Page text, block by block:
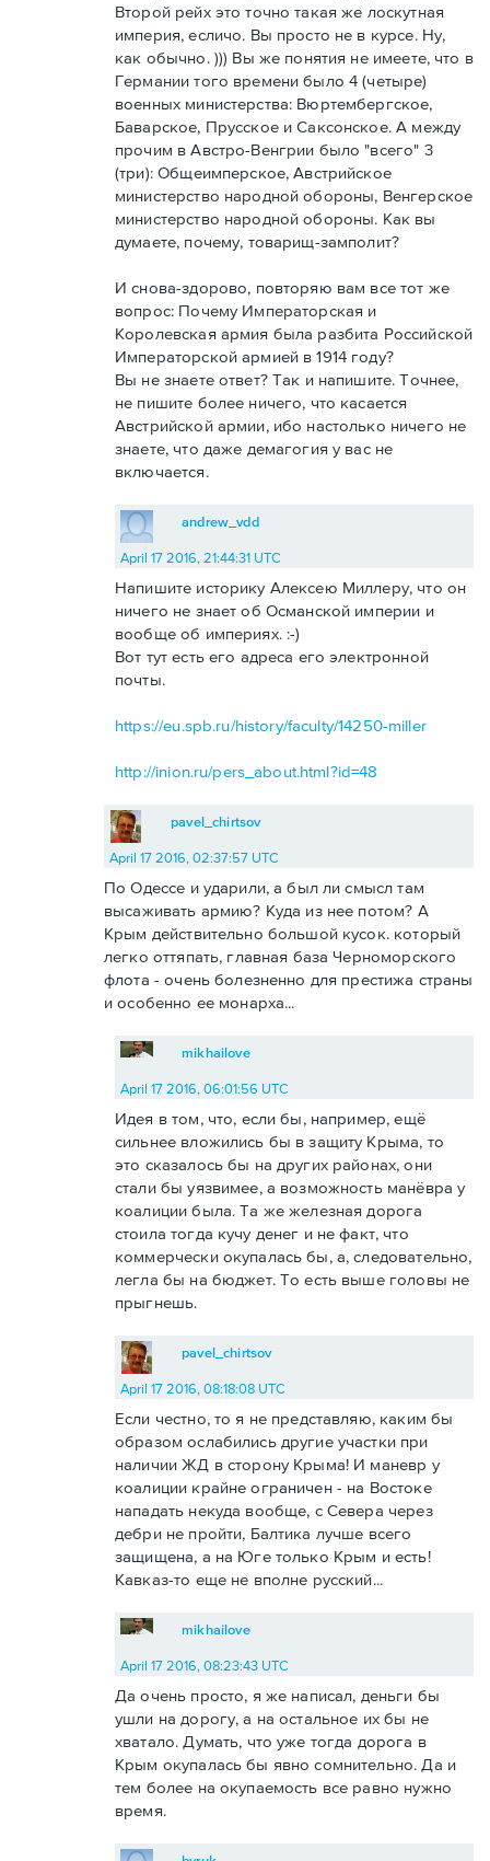
Второй рейх это точно такая же лоскутная
империя, есличо. Вы просто не в курсе. Ну,
как обычно. ))) Вы же понятия не имеете, что в
Германии того времени было 4 (четыре)
военных министерства: Вюртембергское,
Баварское, Прусское и Саксонское. А между
прочим в Австро-Венгрии было "всего" 3
(три): Общеимперское, Австрийское
министерство народной обороны, Венгерское
министерство народной обороны. Как вы
думаете, почему, товарищ-замполит?
И снова-здорово, повторяю вам все тот же
вопрос: Почему Императорская и
Королевская армия была разбита Российской
Императорской армией в 1914 году?
Вы не знаете ответ? Так и напишите. Точнее,
не пишите более ничего, что касается
Австрийской армии, ибо настолько ничего не
знаете, что даже демагогия у вас не
включается.
andrew_vdd
April 17 2016, 21:44:31 UTC
Напишите историку Алексею Миллеру, что он
ничего не знает об Османской империи и
вообще об империях. :-)
Вот тут есть его адреса его электронной
почты.
https://eu.spb.ru/history/faculty/14250-miller
http://inion.ru/pers_about.html?id=48
pavel_chirtsov
April 17 2016, 02:37:57 UTC
По Одессе и ударили, а был ли смысл там
высаживать армию? Куда из нее потом? А
Крым действительно большой кусок. который
легко оттяпать, главная база Черноморского
флота - очень болезненно для престижа страны
и особенно ее монарха...
mikhailove
April 17 2016, 06:01:56 UTC
Идея в том, что, если бы, например, ещё
сильнее вложились бы в защиту Крыма, то
это сказалось бы на других районах, они
стали бы уязвимее, а возможность манёвра у
коалиции была. Та же железная дорога
стоила тогда кучу денег и не факт, что
коммерчески окупалась бы, а, следовательно,
легла бы на бюджет. То есть выше головы не
прыгнешь.
pavel_chirtsov
April 17 2016, 08:18:08 UTC
Если честно, то я не представляю, каким бы
образом ослабились другие участки при
наличии ЖД в сторону Крыма! И маневр у
коалиции крайне ограничен - на Востоке
нападать некуда вообще, с Севера через
дебри не пройти, Балтика лучше всего
защищена, а на Юге только Крым и есть!
Кавказ-то еще не вполне русский...
mikhailove
April 17 2016, 08:23:43 UTC
Да очень просто, я же написал, деньги бы
ушли на дорогу, а на остальное их бы не
хватало. Думать, что уже тогда дорога в
Крым окупалась бы явно сомнительно. Да и
тем более на окупаемость все равно нужно
время.